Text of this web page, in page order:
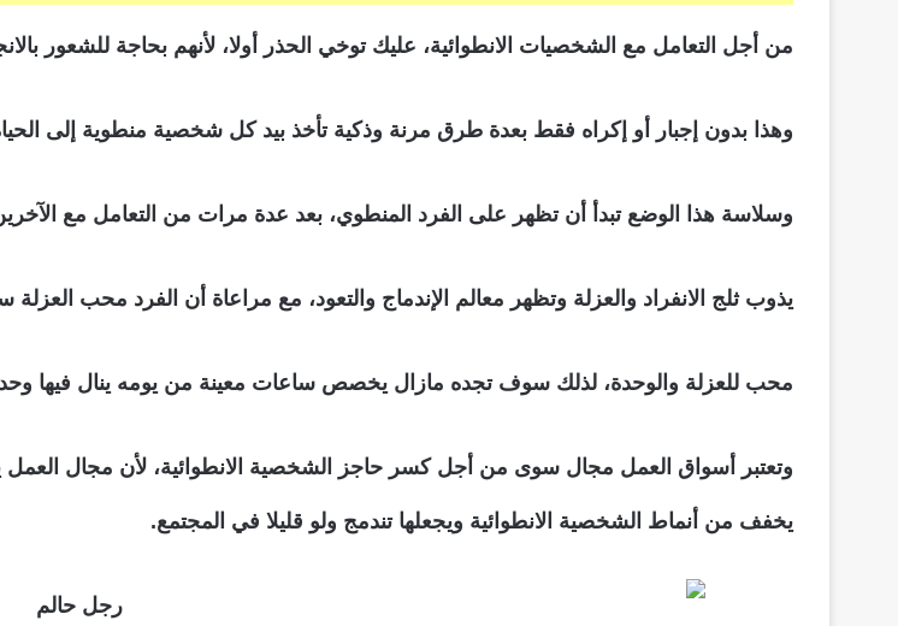
من أجل التعامل مع الشخصيات الانطوائية، عليك توخي الحذر أولا، لأنهم بحاجة للشعور
وهذا بدون إجبار أو إكراه فقط بعدة طرق مرنة وذكية تأخذ بيد كل شخصية منطوية إلى الحياة
وسلاسة هذا الوضع تبدأ أن تظهر على الفرد المنطوي، بعد عدة مرات من التعامل مع
يذوب ثلج الانفراد والعزلة وتظهر معالم الإندماج والتعود، مع مراعاة أن الفرد محب
محب للعزلة والوحدة، لذلك سوف تجده مازال يخصص ساعات معينة من يومه ينال فيها وحدته،
وتعتبر أسواق العمل مجال سوى من أجل كسر حاجز الشخصية الانطوائية، لأن مجال العمل
يخفف من أنماط الشخصية الانطوائية ويجعلها تندمج ولو قليلا في المجتمع.